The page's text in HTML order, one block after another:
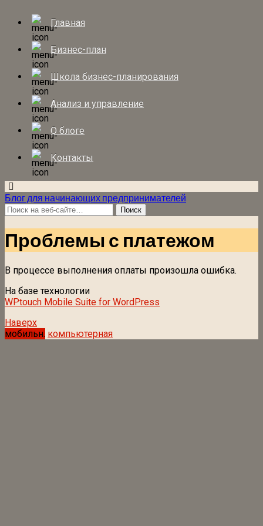
Главная
Бизнес-план
Школа бизнес-планирования
Анализ и управление
О блоге
Контакты
Блог для начинающих предпринимателей
Проблемы с платежом
В процессе выполнения оплаты произошла ошибка.
На базе технологии
WPtouch Mobile Suite for WordPress
Наверх
мобильн. компьютерная